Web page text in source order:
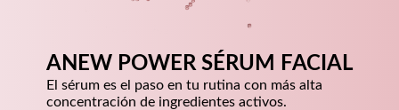
ANEW POWER SÉRUM FACIAL
El sérum es el paso en tu rutina con más alta
concentración de ingredientes activos.